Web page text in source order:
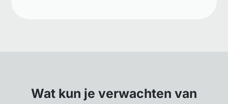
Wat kun je verwachten van